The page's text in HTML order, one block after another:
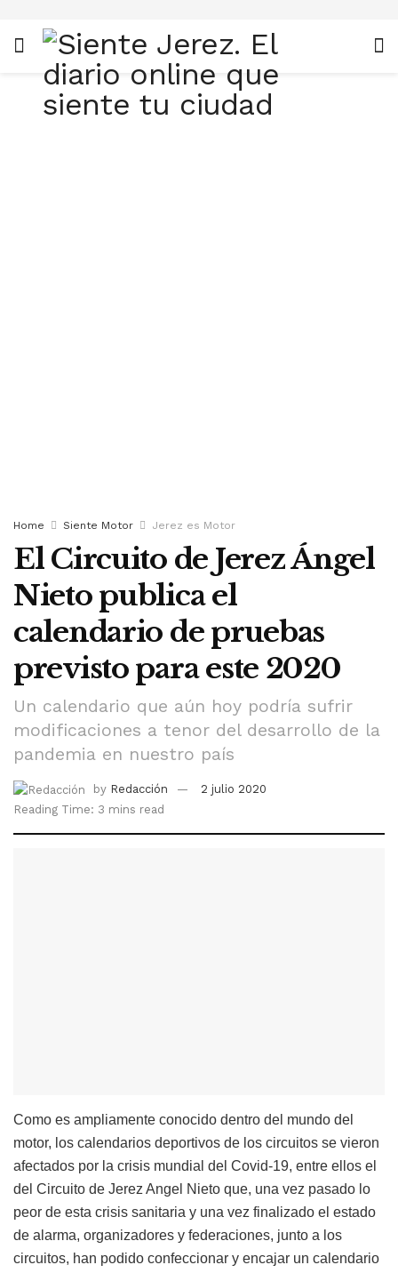
Home Siente Motor Jerez es Motor
El Circuito de Jerez Ángel
Nieto publica el
calendario de pruebas
previsto para este 2020
Un calendario que aún hoy podría sufrir
modificaciones a tenor del desarrollo de la
pandemia en nuestro país
by Redacción
2 julio 2020
Reading Time: 3 mins read
Como es ampliamente conocido dentro del mundo del
motor, los calendarios deportivos de los circuitos se vieron
afectados por la crisis mundial del Covid-19, entre ellos el
del Circuito de Jerez Angel Nieto que, una vez pasado lo
peor de esta crisis sanitaria y una vez finalizado el estado
de alarma, organizadores y federaciones, junto a los
circuitos, han podido confeccionar y encajar un calendario